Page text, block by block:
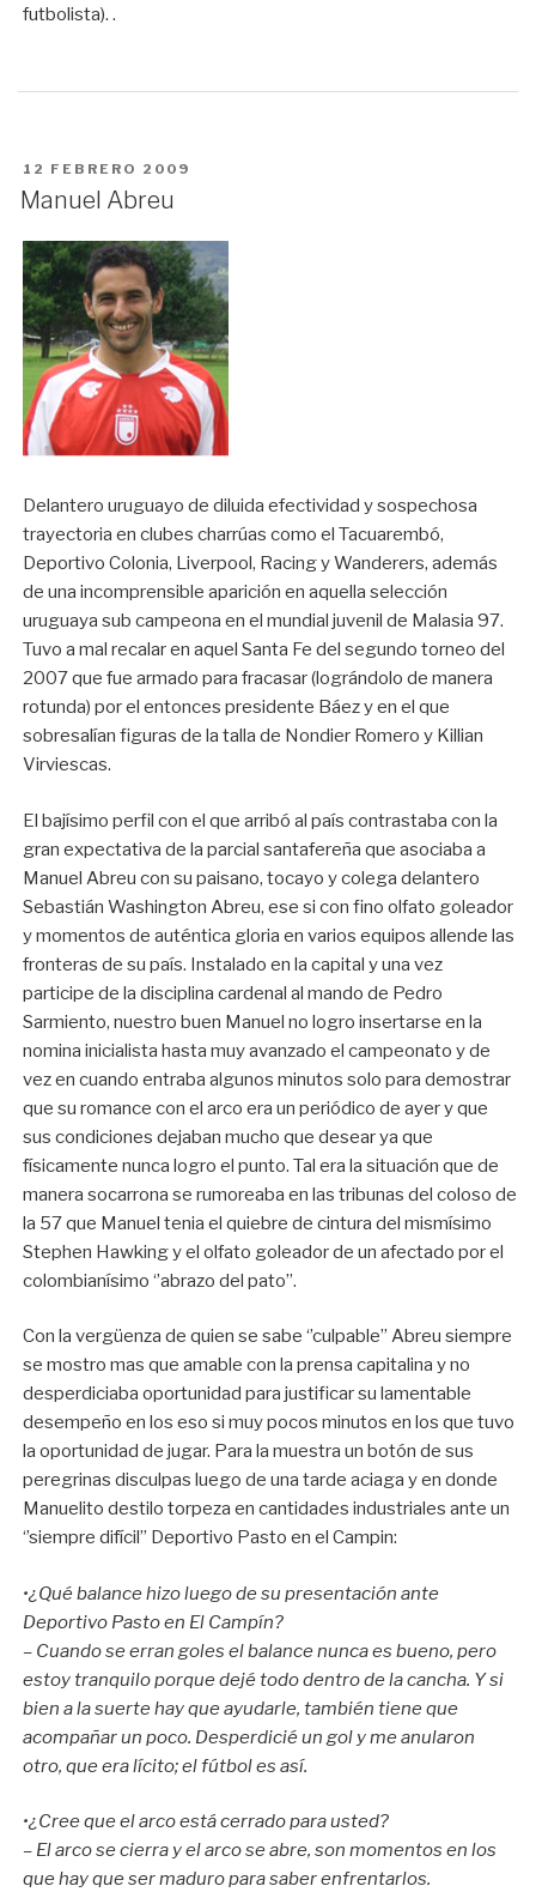
futbolista). .
PUBLICADO
EN
12 FEBRERO 2009
Manuel Abreu
Delantero uruguayo de diluida efectividad y sospechosa
trayectoria en clubes charrúas como el Tacuarembó,
Deportivo Colonia, Liverpool, Racing y Wanderers, además
de una incomprensible aparición en aquella selección
uruguaya sub campeona en el mundial juvenil de Malasia 97.
Tuvo a mal recalar en aquel Santa Fe del segundo torneo del
2007 que fue armado para fracasar (lográndolo de manera
rotunda) por el entonces presidente Báez y en el que
sobresalían figuras de la talla de Nondier Romero y Killian
Virviescas.
El bajísimo perfil con el que arribó al país contrastaba con la
gran expectativa de la parcial santafereña que asociaba a
Manuel Abreu con su paisano, tocayo y colega delantero
Sebastián Washington Abreu, ese si con fino olfato goleador
y momentos de auténtica gloria en varios equipos allende las
fronteras de su país. Instalado en la capital y una vez
participe de la disciplina cardenal al mando de Pedro
Sarmiento, nuestro buen Manuel no logro insertarse en la
nomina inicialista hasta muy avanzado el campeonato y de
vez en cuando entraba algunos minutos solo para demostrar
que su romance con el arco era un periódico de ayer y que
sus condiciones dejaban mucho que desear ya que
físicamente nunca logro el punto. Tal era la situación que de
manera socarrona se rumoreaba en las tribunas del coloso de
la 57 que Manuel tenia el quiebre de cintura del mismísimo
Stephen Hawking y el olfato goleador de un afectado por el
colombianísimo ‘’abrazo del pato’’.
Con la vergüenza de quien se sabe ‘’culpable’’ Abreu siempre
se mostro mas que amable con la prensa capitalina y no
desperdiciaba oportunidad para justificar su lamentable
desempeño en los eso si muy pocos minutos en los que tuvo
la oportunidad de jugar. Para la muestra un botón de sus
peregrinas disculpas luego de una tarde aciaga y en donde
Manuelito destilo torpeza en cantidades industriales ante un
‘’siempre difícil’’ Deportivo Pasto en el Campin:
•¿Qué balance hizo luego de su presentación ante
Deportivo Pasto en El Campín?
– Cuando se erran goles el balance nunca es bueno, pero
estoy tranquilo porque dejé todo dentro de la cancha. Y si
bien a la suerte hay que ayudarle, también tiene que
acompañar un poco. Desperdicié un gol y me anularon
otro, que era lícito; el fútbol es así.
•¿Cree que el arco está cerrado para usted?
– El arco se cierra y el arco se abre, son momentos en los
que hay que ser maduro para saber enfrentarlos.